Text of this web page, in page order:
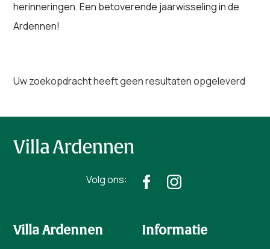
herinneringen. Een betoverende jaarwisseling in de
Ardennen!
Uw zoekopdracht heeft geen resultaten opgeleverd
Volg ons:
Villa Ardennen Informatie